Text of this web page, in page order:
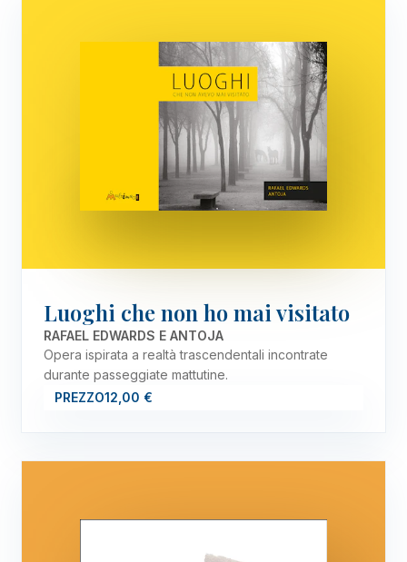
Luoghi che non ho mai visitato
RAFAEL EDWARDS E ANTOJA
Opera ispirata a realtà trascendentali incontrate
durante passeggiate mattutine.
PREZZO12,00 €